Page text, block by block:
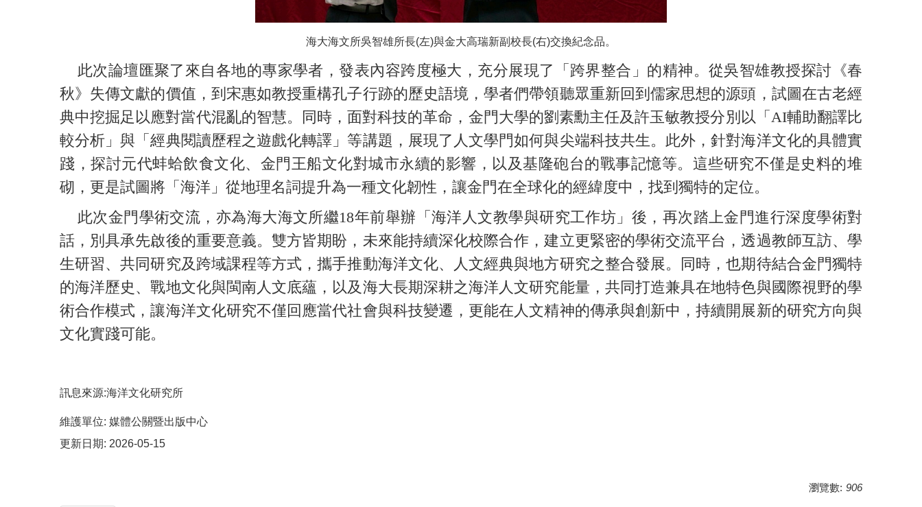
海大海文所吳智雄所長(左)與金大高瑞新副校長(右)交換紀念品。
此次論壇匯聚了來自各地的專家學者，發表內容跨度極大，充分展現了「跨界整合」的精神。從吳智雄教授探討《春
秋》失傳文獻的價值，到宋惠如教授重構孔子行跡的歷史語境，學者們帶領聽眾重新回到儒家思想的源頭，試圖在古老經
典中挖掘足以應對當代混亂的智慧。同時，面對科技的革命，金門大學的劉素勳主任及許玉敏教授分別以「AI輔助翻譯比
較分析」與「經典閱讀歷程之遊戲化轉譯」等講題，展現了人文學門如何與尖端科技共生。此外，針對海洋文化的具體實
踐，探討元代蚌蛤飲食文化、金門王船文化對城市永續的影響，以及基隆砲台的戰事記憶等。這些研究不僅是史料的堆
砌，更是試圖將「海洋」從地理名詞提升為一種文化韌性，讓金門在全球化的經緯度中，找到獨特的定位。
此次金門學術交流，亦為海大海文所繼18年前舉辦「海洋人文教學與研究工作坊」後，再次踏上金門進行深度學術對
話，別具承先啟後的重要意義。雙方皆期盼，未來能持續深化校際合作，建立更緊密的學術交流平台，透過教師互訪、學
生研習、共同研究及跨域課程等方式，攜手推動海洋文化、人文經典與地方研究之整合發展。同時，也期待結合金門獨特
的海洋歷史、戰地文化與閩南人文底蘊，以及海大長期深耕之海洋人文研究能量，共同打造兼具在地特色與國際視野的學
術合作模式，讓海洋文化研究不僅回應當代社會與科技變遷，更能在人文精神的傳承與創新中，持續開展新的研究方向與
文化實踐可能。
訊息來源:海洋文化研究所
維護單位: 媒體公關暨出版中心
更新日期: 2026-05-15
瀏覽數: 906